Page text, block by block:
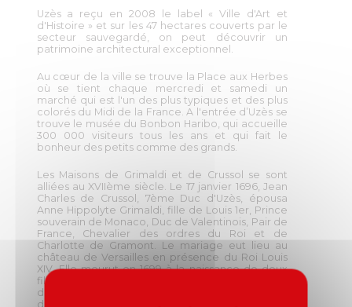
Uzès a reçu en 2008 le label « Ville d'Art et
d'Histoire » et sur les 47 hectares couverts par le
secteur sauvegardé, on peut découvrir un
patrimoine architectural exceptionnel.
Au cœur de la ville se trouve la Place aux Herbes
où se tient chaque mercredi et samedi un
marché qui est l'un des plus typiques et des plus
colorés du Midi de la France. A l'entrée d’Uzès se
trouve le musée du Bonbon Haribo, qui accueille
300 000 visiteurs tous les ans et qui fait le
bonheur des petits comme des grands.
Les Maisons de Grimaldi et de Crussol se sont
alliées au XVIIème siècle. Le 17 janvier 1696, Jean
Charles de Crussol, 7ème Duc d'Uzès, épousa
Anne Hippolyte Grimaldi, fille de Louis 1er, Prince
souverain de Monaco, Duc de Valentinois, Pair de
France, Chevalier des ordres du Roi et de
Charlotte de Gramont. Le mariage eut lieu au
château de Versailles en présence du Roi Louis
XIV. Elle mourut en 1699 à la naissance de deux
filles jumelles qui ne lui survécurent pas. C'était,
dit Saint-Simon dans ses Mémoires, « une femme
de mérite et fort vertueuse ».